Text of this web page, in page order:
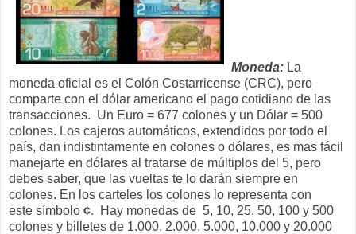
Moneda: La
moneda oficial es el Colón Costarricense (CRC), pero
comparte con el dólar americano el pago cotidiano de las
transacciones. Un Euro = 677 colones y un Dólar = 500
colones. Los cajeros automáticos, extendidos por todo el
país, dan indistintamente en colones o dólares, es mas fácil
manejarte en dólares al tratarse de múltiplos del 5, pero
debes saber, que las vueltas te lo darán siempre en
colones. En los carteles los colones lo representa con
este símbolo ¢. Hay monedas de 5, 10, 25, 50, 100 y 500
colones y billetes de 1.000, 2.000, 5.000, 10.000 y 20.000